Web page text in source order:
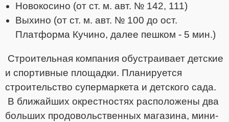
Новокосино (от ст. м. авт. № 142, 111)
Выхино (от ст. м. авт. № 100 до ост.
Платформа Кучино, далее пешком - 5 мин.)
Строительная компания обустраивает детские
и спортивные площадки. Планируется
строительство супермаркета и детского сада.
В ближайших окрестностях расположены два
больших продовольственных магазина, мини-